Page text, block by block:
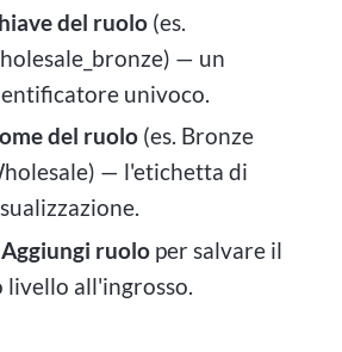
del ruolo(es.
— un
univoco.
del ruolo(es. Bronze
— l'etichetta di
Aggiungi ruoloper salvare il
livello all'ingrosso.